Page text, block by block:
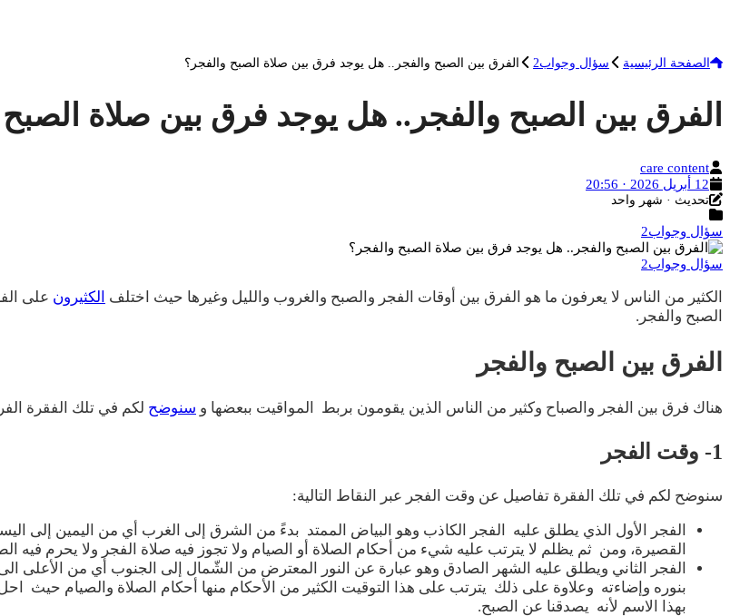
الصفحة الرئيسية سؤال وجواب2 الفرق بين الصبح والفجر.. هل يوجد فرق بين صلاة الصبح والفجر؟
الفرق بين الصبح والفجر.. هل يوجد فرق بين صلاة
الكاتب
care content
تاريخ
النشر
12 أبريل 2026 · 20:56
آخر
تحديث · شهر واحد
سؤال وجواب2
سؤال وجواب2
الكثير من الناس لا يعرفون ما هو الفرق بين أوقات الفجر والصبح والغروب والليل وغيرها حيث اختلف الكثيرون على
الصبح والفجر.
الفرق بين الصبح والفجر
هناك فرق بين الفجر والصباح وكثير من الناس الذين يقومون بربط المواقيت ببعضها و سنوضح لكم في تلك الفقرة
1- وقت الفجر
سنوضح لكم في تلك الفقرة تفاصيل عن وقت الفجر عبر النقاط التالية:
الفجر الأول الذي يطلق عليه الفجر الكاذب وهو البياض الممتد بدءً من الشرق إلى الغرب أي من اليمين إلى
القصيرة، ومن ثم يظلم لا يترتب عليه شيء من أحكام الصلاة أو الصيام ولا تجوز فيه صلاة الفجر ولا يحرم
الفجر الثاني ويطلق عليه الشهر الصادق وهو عبارة عن النور المعترض من الشّمال إلى الجنوب أي من الأعلى
بنوره وإضاءته وعلاوة على ذلك يترتب على هذا التوقيت الكثير من الأحكام منها أحكام الصلاة والصيام حيث
بهذا الاسم لأنه يصدقنا عن الصبح.